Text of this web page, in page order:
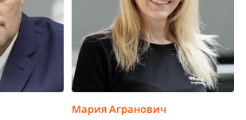
Мария Агранович